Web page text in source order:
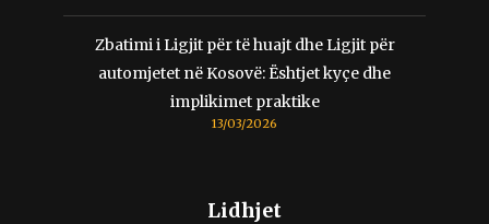
Zbatimi i Ligjit për të huajt dhe Ligjit për
automjetet në Kosovë: Ështjet kyçe dhe
implikimet praktike
13/03/2026
Lidhjet